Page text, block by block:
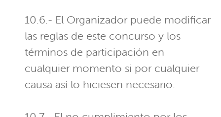
10.6.- El Organizador puede modificar
las reglas de este concurso y los
términos de participación en
cualquier momento si por cualquier
causa así lo hiciesen necesario.